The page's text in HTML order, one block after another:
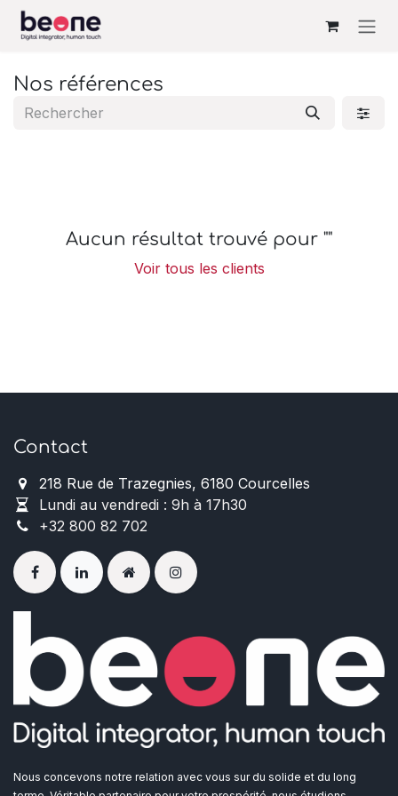
Se rendre au contenu
Nos références
Aucun résultat trouvé pour ""
Voir tous les clients
Contact
218 Rue de Trazegnies, 6180 Courcelles
Lundi au vendredi : 9h à 17h30
+32 800 82 702
Nous concevons notre relation avec vous sur du solide et du long